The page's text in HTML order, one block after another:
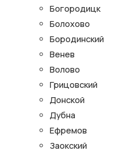
Богородицк
Болохово
Бородинский
Венев
Волово
Грицовский
Донской
Дубна
Ефремов
Заокский